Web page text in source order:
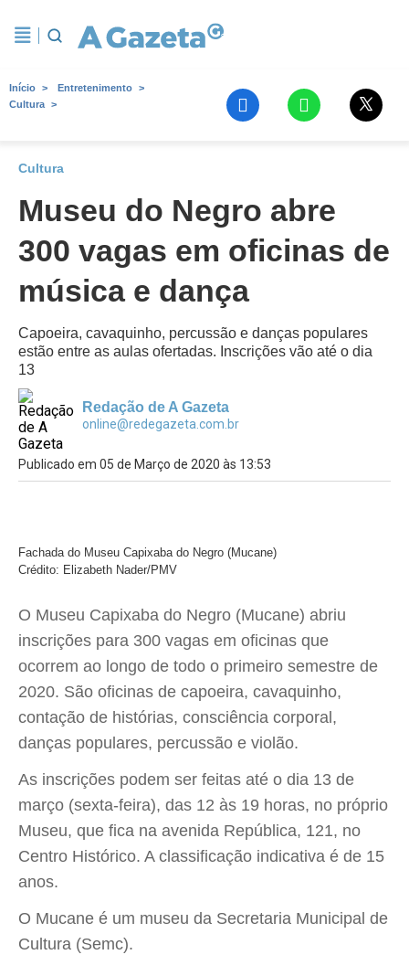
Início
Entretenimento
Cultura
Cultura
Museu do Negro abre
300 vagas em oficinas de
música e dança
Capoeira, cavaquinho, percussão e danças populares
estão entre as aulas ofertadas. Inscrições vão até o dia
13
Redação de A Gazeta
online@redegazeta.com.br
Publicado em 05 de Março de 2020 às 13:53
Fachada do Museu Capixaba do Negro (Mucane)
Crédito: Elizabeth Nader/PMV
O Museu Capixaba do Negro (Mucane) abriu
inscrições para 300 vagas em oficinas que
ocorrem ao longo de todo o primeiro semestre de
2020. São oficinas de capoeira, cavaquinho,
contação de histórias, consciência corporal,
danças populares, percussão e violão.
As inscrições podem ser feitas até o dia 13 de
março (sexta-feira), das 12 às 19 horas, no próprio
Museu, que fica na avenida República, 121, no
Centro Histórico. A classificação indicativa é de 15
anos.
O Mucane é um museu da Secretaria Municipal de
Cultura (Semc).